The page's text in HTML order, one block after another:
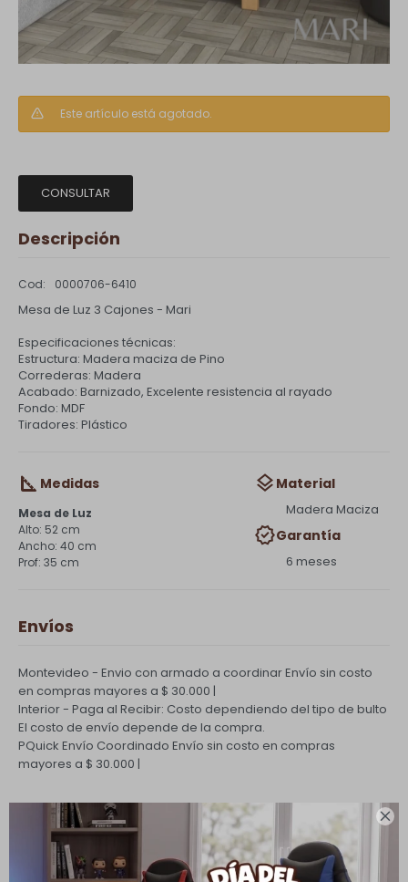

Este artículo está agotado.
CONSULTAR
Descripción
0000706-6410
Mesa de Luz 3 Cajones - Mari
Especificaciones técnicas:
Estructura: Madera maciza de Pino
Correderas: Madera
Acabado: Barnizado, Excelente resistencia al rayado
Fondo: MDF
Tiradores: Plástico
Medidas
Mesa de Luz
52 cm
40 cm
35 cm
Material
Madera Maciza
Garantía
6 meses
Envíos
Montevideo - Envio con armado a coordinarEnvío sin costo
en compras mayores a $ 30.000 |
Interior - Paga al Recibir: Costo dependiendo del tipo de bulto
El costo de envío depende de la compra.
PQuick Envío Coordinado Envío sin costo en compras
mayores a $ 30.000 |
Cambios y Devoluciones
Todas las compras realizadas tienen un plazo de 5 días para
su cambio.